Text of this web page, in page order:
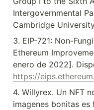
Intergovernmental
Cambridge
3. EIP-721: Non-
Ethereum
https://
4. Willyrex. Un NFT
imagenes bonitas es